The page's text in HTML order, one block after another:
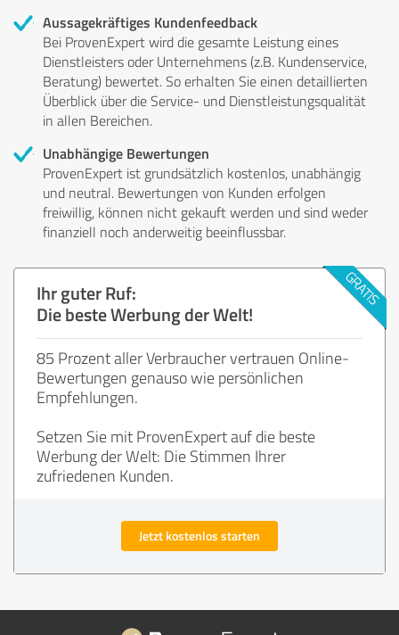
Aussagekräftiges Kundenfeedback
Bei ProvenExpert wird die gesamte Leistung eines
Dienstleisters oder Unternehmens (z.B. Kundenservice,
Beratung) bewertet. So erhalten Sie einen detaillierten
Überblick über die Service- und Dienstleistungsqualität
in allen Bereichen.
Unabhängige Bewertungen
ProvenExpert ist grundsätzlich kostenlos, unabhängig
und neutral. Bewertungen von Kunden erfolgen
freiwillig, können nicht gekauft werden und sind weder
finanziell noch anderweitig beeinflussbar.
Ihr guter Ruf:
Die beste Werbung der Welt!
85 Prozent aller Verbraucher vertrauen Online-
Bewertungen genauso wie persönlichen
Empfehlungen.
Setzen Sie mit ProvenExpert auf die beste
Werbung der Welt: Die Stimmen Ihrer
zufriedenen Kunden.
Jetzt kostenlos starten